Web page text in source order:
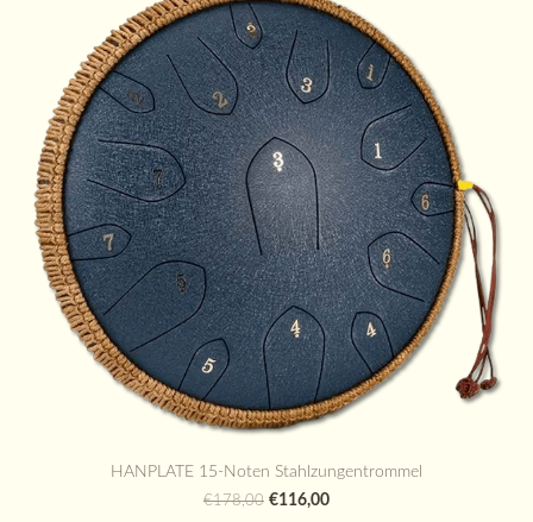
HANPLATE 15-Noten Stahlzungentrommel
€178,00 €116,00